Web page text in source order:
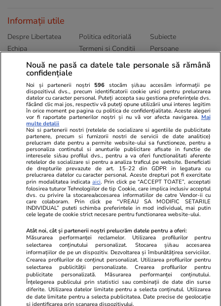
Informații utile
Despre Libertatea
Echipa
Publicitate
Politica de
Politica editorială
Termeni și Conditii
Abonamente
Subiecte
Persoane
Sitemap
Ringier România
Libertatea pentru
Unica.ro
Program TV
Avantaje
ELLE
Gazeta Sporturilor
Stiri mondene
Calculator sarcina
Ajută Copiii
Locuri de muncă
Imobiliare.ro
Jobradar24
Imoradar24
Colecții Libertatea
Pariază responsabil! Decizia ONJN nr. 821/25.09.2025.
Jocurile de noroc sunt interzise minorilor.
© 2026 Ringier Romania. Toate drepturile rezervate
Actualizare preferințe cookies
Nouă ne pasă ca datele tale personale să rămână
confidențiale
Noi și partenerii noștri 596 stocăm și/sau accesăm informații pe
dispozitivul dvs., precum identificatorii cookie unici pentru prelucrarea
datelor cu caracter personal. Puteți accepta sau gestiona preferințele dvs.
făcând clic mai jos, respectiv vă puteți opune utilizării unui interes legitim
în orice moment pe pagina cu politica de confidențialitate. Aceste alegeri
vor fi raportate partenerilor noștri și nu vă vor afecta navigarea. Mai
multe detalii
Noi si partenerii nostri (retelele de socializare si agentiile de publicitate
partenere, precum si furnizorii nostri de servicii de date analitice)
prelucram date pentru a permite website-ului sa functioneze, pentru a
personaliza continutul si anunturile publicitare afisate in functie de
interesele si/sau profilul dvs., pentru a va oferi functionalitati aferente
retelelor de socializare si pentru a analiza traficul pe website. Beneficiati
de drepturile prevazute de art. 15-22 din GDPR in legatura cu
prelucrarea datelor cu caracter personal. Aceste drepturi pot fi exercitate
prin modalitatea indicataaici. Prin click pe “ACCEPT TOATE”, acceptati
folosirea tuturor Tehnologiilor de tip Cookie, care implica inclusiv acceptul
dvs. cu privire la stocarea/accesarea informatiilor de catre Vendor-ii cu
care colaboram. Prin click pe “VREAU SA MODIFIC SETARILE
INDIVIDUAL” puteti schimba preferintele in mod individual, mai putin
cele legate de cookie strict necesare pentru functionarea website-ului.
Atât noi, cât și partenerii noștri prelucrăm datele pentru a oferi:
Măsurarea performanței reclamelor. Utilizarea profilurilor pentru
selectarea conținutului personalizat. Stocarea și/sau accesarea
informațiilor de pe un dispozitiv. Dezvoltarea și îmbunătățirea serviciilor.
Crearea profilurilor de conținut personalizat. Utilizarea profilurilor pentru
selectarea publicității personalizate. Crearea profilurilor pentru
publicitate personalizată. Măsurarea performanței conținutului.
Înțelegerea publicului prin statistici sau combinații de date din surse
diferite. Utilizarea datelor limitate pentru a selecta conținutul. Utilizarea
de date limitate pentru a selecta publicitatea. Date precise de geolocație
și identificarea prin scanarea dispozitivului.